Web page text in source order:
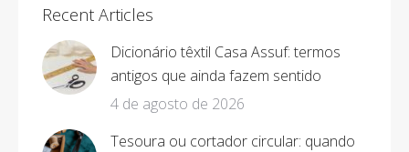
Recent Articles
Dicionário têxtil Casa Assuf: termos
antigos que ainda fazem sentido
4 de agosto de 2026
Tesoura ou cortador circular: quando